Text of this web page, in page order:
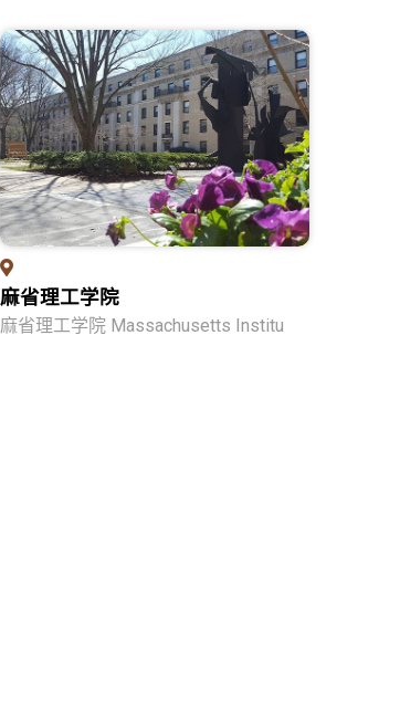
麻省理工学院
麻省理工学院 Massachusetts Institu